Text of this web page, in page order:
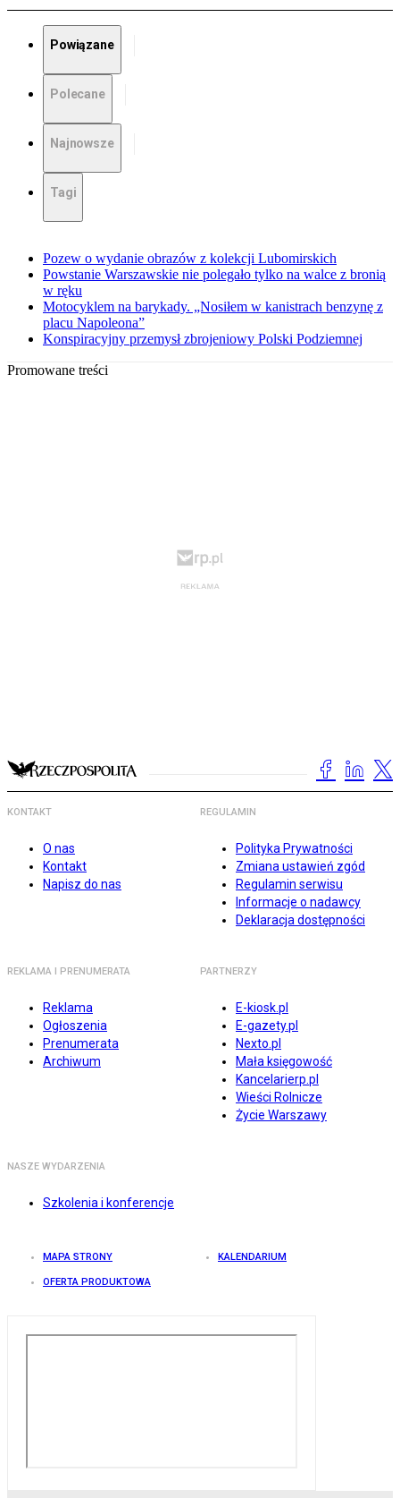
Powiązane
Polecane
Najnowsze
Tagi
Pozew o wydanie obrazów z kolekcji Lubomirskich
Powstanie Warszawskie nie polegało tylko na walce z bronią
w ręku
Motocyklem na barykady. „Nosiłem w kanistrach benzynę z
placu Napoleona”
Konspiracyjny przemysł zbrojeniowy Polski Podziemnej
Promowane treści
KONTAKT
O nas
Kontakt
Napisz do nas
REGULAMIN
Polityka Prywatności
Zmiana ustawień zgód
Regulamin serwisu
Informacje o nadawcy
Deklaracja dostępności
REKLAMA I PRENUMERATA
Reklama
Ogłoszenia
Prenumerata
Archiwum
PARTNERZY
E-kiosk.pl
E-gazety.pl
Nexto.pl
Mała księgowość
Kancelarierp.pl
Wieści Rolnicze
Życie Warszawy
NASZE WYDARZENIA
Szkolenia i konferencje
MAPA STRONY KALENDARIUM
OFERTA PRODUKTOWA